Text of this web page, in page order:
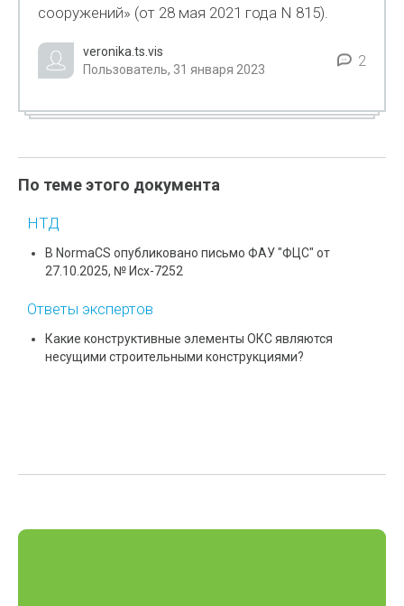
сооружений» (от 28 мая 2021 года N 815).
veronika.ts.vis
Пользователь, 31 января 2023
2
По теме этого документа
НТД
В NormaCS опубликовано письмо ФАУ "ФЦС" от
27.10.2025, № Исх-7252
Ответы экспертов
Какие конструктивные элементы ОКС являются
несущими строительными конструкциями?